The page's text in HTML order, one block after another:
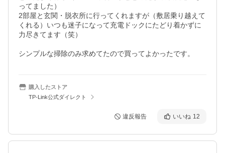
ってました）
2部屋と玄関・脱衣所に行ってくれますが（敷居乗り越えて
くれる）いつも迷子になって充電ドックにたどり着かずに
力尽きてます（笑）
購入したストア
TP-Link公式ダイレクト
違反報告 いいね 12